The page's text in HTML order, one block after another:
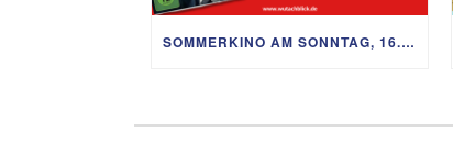
SOMMERKINO AM SONNTAG, 16. AUGUST